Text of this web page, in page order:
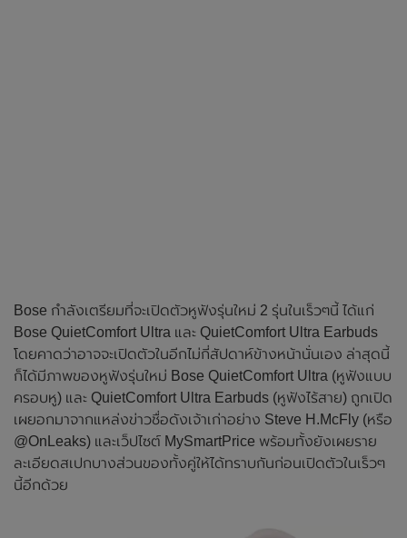
Bose กำลังเตรียมที่จะเปิดตัวหูฟังรุ่นใหม่ 2 รุ่นในเร็วๆนี้ ได้แก่
Bose QuietComfort Ultra และ QuietComfort Ultra Earbuds
โดยคาดว่าอาจจะเปิดตัวในอีกไม่กี่สัปดาห์ข้างหน้านั่นเอง ล่าสุดนี้
ก็ได้มีภาพของหูฟังรุ่นใหม่ Bose QuietComfort Ultra (หูฟังแบบ
ครอบหู) และ QuietComfort Ultra Earbuds (หูฟังไร้สาย) ถูกเปิด
เผยอกมาจากแหล่งข่าวชื่อดังเจ้าเก่าอย่าง Steve H.McFly (หรือ
@OnLeaks) และเว็ปไซต์ MySmartPrice พร้อมทั้งยังเผยราย
ละเอียดสเปกบางส่วนของทั้งคู่ให้ได้ทราบกันก่อนเปิดตัวในเร็วๆ
นี้อีกด้วย